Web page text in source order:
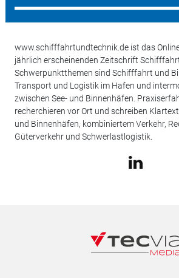
www.schifffahrtundtechnik.de ist das
jährlich erscheinenden Zeitschrift
Schwerpunktthemen sind Schifffahrt und
Transport und Logistik im Hafen und
zwischen See- und Binnenhäfen.
recherchieren vor Ort und schreiben
und Binnenhäfen, kombiniertem Verkehr,
Güterverkehr und Schwerlastlogistik.